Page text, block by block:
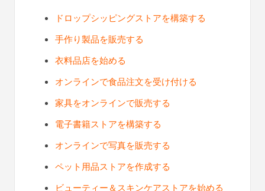
ドロップシッピングストアを構築する
手作り製品を販売する
衣料品店を始める
オンラインで食品注文を受け付ける
家具をオンラインで販売する
電子書籍ストアを構築する
オンラインで写真を販売する
ペット用品ストアを作成する
ビューティー＆スキンケアストアを始める